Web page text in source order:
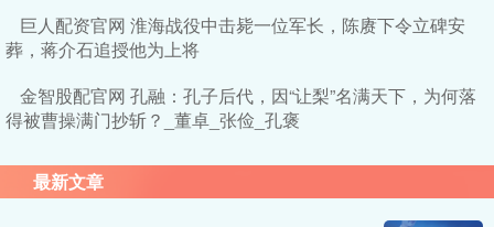
巨人配资官网 淮海战役中击毙一位军长，陈赓下令立碑安
葬，蒋介石追授他为上将
金智股配官网 孔融：孔子后代，因“让梨”名满天下，为何落
得被曹操满门抄斩？_董卓_张俭_孔褒
最新文章